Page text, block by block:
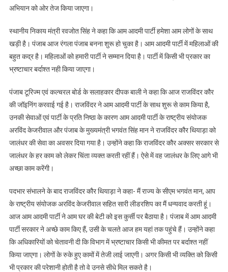
अभियान को ओर तेज किया जाएगा।
स्थानीय निकाय मंत्री रवजोत सिंह ने कहा कि आम आदमी पार्टी हमेशा आम लोगों के साथ
खड़ी है। पंजाब आज रंगला पंजाब बनना शुरू हो चुका है। आम आदमी पार्टी में महिलाओं की
बहुत कद्र है। महिलाओं को हमारी पार्टी ने सम्मान दिया है। पार्टी में किसी भी प्रकार का
भ्रष्टाचार बर्दाश्त नही किया जाएगा।
पंजाब टूरिज्म एवं कल्चरल बोर्ड के सलाहकार दीपक बाली ने कहा कि आज राजविंदर कौर
की जॉइनिंग करवाई गई है। राजविंदर ने आम आदमी पार्टी के साथ शुरू से काम किया है,
उनकी सेवाओं एवं पार्टी के प्रति निष्ठा के कारण आम आदमी पार्टी के राष्ट्रीय संयोजक
अरविंद केजरीवाल और पंजाब के मुख्यमंत्री भगवंत सिंह मान ने राजविंदर कौर थियाड़ा को
जालंधर की सेवा का अवसर दिया गया है। उन्होंने कहा कि राजविंदर कौर अक्सर सरकार से
जालंधर के हर काम को लेकर चिंता व्यक्त करती रहीं हैं। ऐसे में वह जालंधर के लिए आगे भी
अच्छा काम करेंगी।
पदभार संभालने के बाद राजविंदर कौर थियाड़ा ने कहा- मैं राज्य के सीएम भगवंत मान, आप
के राष्ट्रीय संयोजक अरविंद केजरीवाल सहित सारी लीडरशिप का मैं धन्यवाद करती हूं।
आज आम आदमी पार्टी ने आम घर की बेटी को इस कुर्सी पर बैठाया है। पंजाब में आम आदमी
पार्टी सरकार ने अच्छे काम किए हैं, उसी के चलते आज हम यहां तक पहुंचे हैं। उन्होंने कहा
कि अधिकारियों को चेतावनी दी कि विभाग में भ्रष्टाचार किसी भी कीमत पर बर्दाश्त नहीं
किया जाएगा। लोगों के रुके हुए कामों में तेजी लाई जाएगी। अगर किसी भी व्यक्ति को किसी
भी प्रकार की परेशानी होती है तो वे उनसे सीधे मिल सकते है।